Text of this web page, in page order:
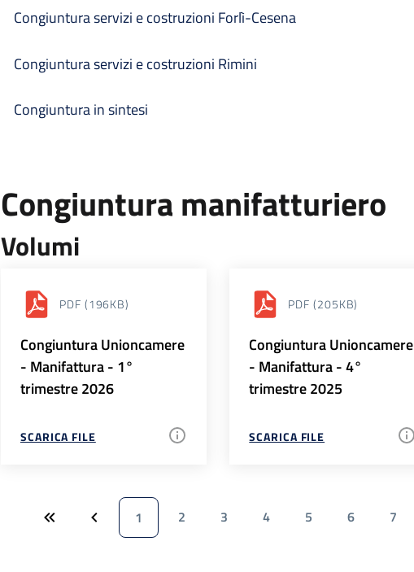
Congiuntura servizi e costruzioni Forlì-Cesena
Congiuntura servizi e costruzioni Rimini
Congiuntura in sintesi
Congiuntura manifatturiero
Volumi
PDF (196KB)
Congiuntura Unioncamere
- Manifattura - 1°
trimestre 2026
SCARICA FILE
PDF (205KB)
Congiuntura Unioncamere
- Manifattura - 4°
trimestre 2025
SCARICA FILE
1 2 3 4 5 6 7